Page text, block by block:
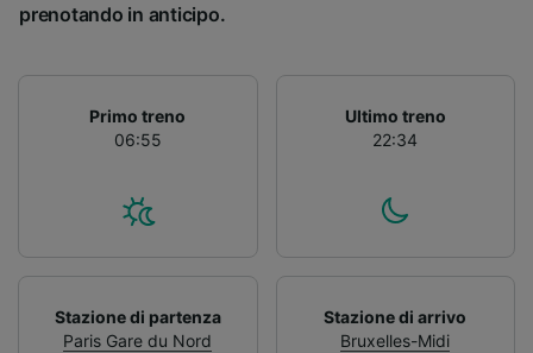
prenotando in anticipo.
Primo treno
06:55
Ultimo treno
22:34
Stazione di partenza
Paris Gare du Nord
Stazione di arrivo
Bruxelles-Midi